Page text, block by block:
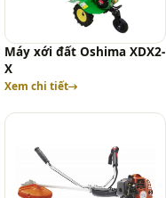
Máy xới đất Oshima XDX2-
X
Xem chi tiết